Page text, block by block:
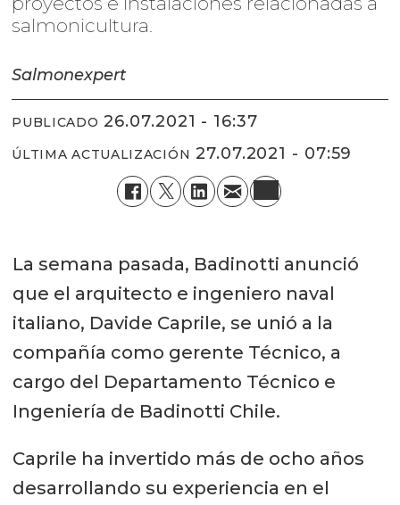
salmonicultura.
Salmonexpert
PUBLICADO 26.07.2021 - 16:37
ÚLTIMA ACTUALIZACIÓN 27.07.2021 - 07:59
La semana pasada, Badinotti anunció
que el arquitecto e ingeniero naval
italiano, Davide Caprile, se unió a la
compañía como gerente Técnico, a
cargo del Departamento Técnico e
Ingeniería de Badinotti Chile.
Caprile ha invertido más de ocho años
desarrollando su experiencia en el